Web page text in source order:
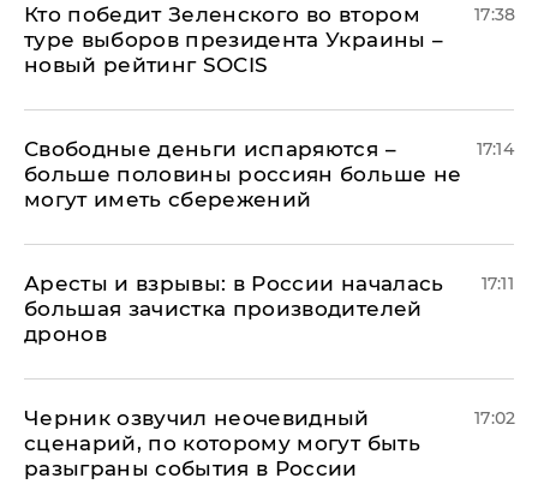
Кто победит Зеленского во втором
туре выборов президента Украины –
новый рейтинг SOCIS
17:38
Свободные деньги испаряются –
больше половины россиян больше не
могут иметь сбережений
17:14
Аресты и взрывы: в России началась
большая зачистка производителей
дронов
17:11
Черник озвучил неочевидный
сценарий, по которому могут быть
разыграны события в России
17:02